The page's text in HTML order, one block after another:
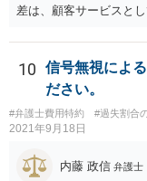
差は、顧客サービスと
す。 ですので、もらえ
なお、協定（減額）に
りと比較して工賃など
てもよいかもしれませ
を請求できるものでは
点にご留意ください。
旨は、文脈が分かりま
ひょっとしたら修理工
10
信号無視によ
ださい。
#弁護士費用特約 #過失割合
2021年9月18日
内藤 政信 弁護士